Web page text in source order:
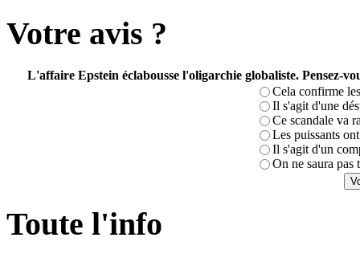
Votre avis ?
L'affaire Epstein éclabousse l'oligarchie globaliste. Pensez-
Cela confirme
Il s'agit d'une
Ce scandale va
Les puissants
Il s'agit d'un
On ne saura pas
Toute l'info